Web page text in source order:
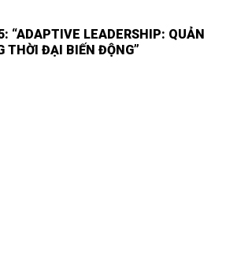
“ADAPTIVE LEADERSHIP: QUẢN
THỜI ĐẠI BIẾN ĐỘNG”